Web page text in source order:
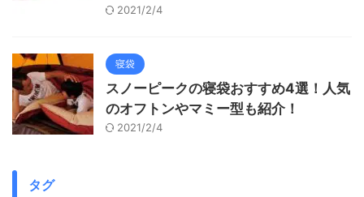
2021/2/4
寝袋
スノーピークの寝袋おすすめ4選！人気
のオフトンやマミー型も紹介！
2021/2/4
タグ